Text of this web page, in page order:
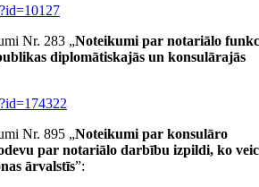
Nr. 283 „Noteikumi par notariālo
diplomātiskajās un konsulārajās
Nr. 895 „Noteikumi par konsulāro
par notariālo darbību izpildi, ko veic
ārvalstīs”: